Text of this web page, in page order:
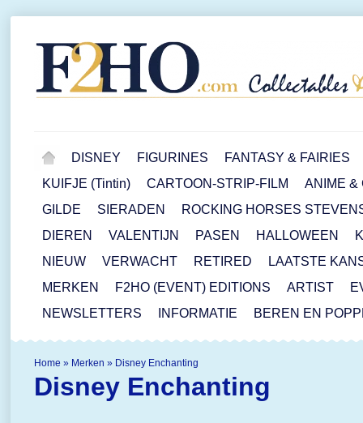
DISNEY FIGURINES
FANTASY & FAIRIES
KUIFJE (Tintin)
CARTOON-STRIP-FILM
ANIME &
GILDE
SIERADEN
ROCKING HORSES
DIEREN
VALENTIJN PASEN HALLOWEEN
NIEUW
VERWACHT RETIRED
LAATSTE
MERKEN
F2HO (EVENT) EDITIONS ARTIST
NEWSLETTERS
INFORMATIE BEREN EN
Home » Merken » Disney Enchanting
Disney Enchanting